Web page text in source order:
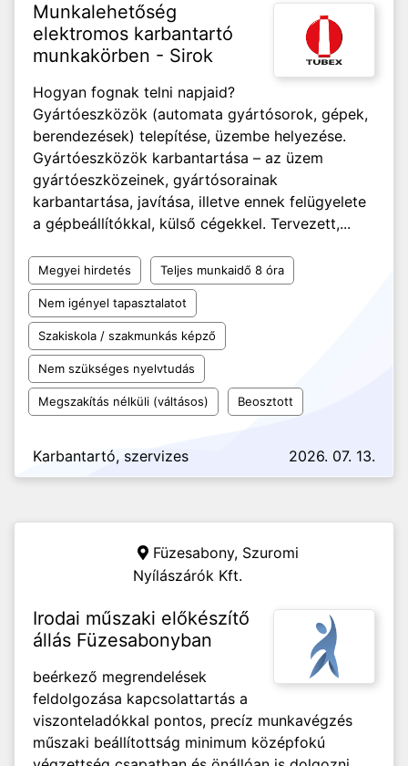
Munkalehetőség
elektromos karbantartó
munkakörben - Sirok
Hogyan fognak telni napjaid?
Gyártóeszközök (automata gyártósorok, gépek,
berendezések) telepítése, üzembe helyezése.
Gyártóeszközök karbantartása – az üzem
gyártóeszközeinek, gyártósorainak
karbantartása, javítása, illetve ennek felügyelete
a gépbeállítókkal, külső cégekkel. Tervezett,...
Megyei hirdetés Teljes munkaidő 8 óra
Nem igényel tapasztalatot
Szakiskola / szakmunkás képző
Nem szükséges nyelvtudás
Megszakítás nélküli (váltásos) Beosztott
Karbantartó, szervizes 2026. 07. 13.
Füzesabony, Szuromi
Nyílászárók Kft.
Irodai műszaki előkészítő
állás Füzesabonyban
beérkező megrendelések
feldolgozása kapcsolattartás a
viszonteladókkal pontos, precíz munkavégzés
műszaki beállítottság minimum középfokú